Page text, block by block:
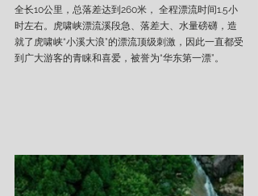
全长10公里，总落差达到260米， 全程漂流时间1.5小
时左右。虎啸峡漂流溪段急、落差大、水量磅礴，造
就了虎啸峡“小溪大浪”的漂流顶级刺激，因此一直都受
到广大游客的青睐和喜爱，被誉为“华东第一漂”。